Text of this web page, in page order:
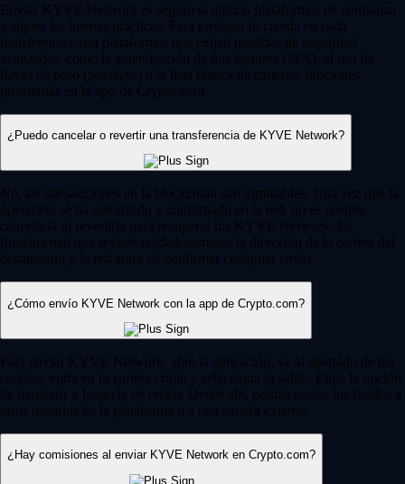
Enviar KYVE Network es seguro si utilizas plataformas de confianza
y sigues las buenas prácticas. Para proteger tu cuenta en cada
transferencia, usa plataformas que exijan medidas de seguridad
avanzadas, como la autenticación de dos factores (2FA), el uso de
llaves de paso (passkeys ) o la lista blanca de carteras, funciones
prioritarias en la app de Crypto.com.
¿Puedo cancelar o revertir una transferencia de KYVE Network?
No, las transacciones en la blockchain son inmutables. Una vez que la
operación se ha autorizado y confirmado en la red, no es posible
cancelarla ni revertirla para recuperar tus KYVE Network. Es
fundamental que revises cuidadosamente la dirección de la cartera del
destinatario y la red antes de confirmar cualquier envío.
¿Cómo envío KYVE Network con la app de Crypto.com?
Para enviar KYVE Network, abre la aplicación, ve al apartado de tus
cuentas, entra en tu cartera cripto y selecciona tu saldo. Elige la opción
de transferir y luego la de retirar. Desde ahí, podrás enviar los fondos a
otros usuarios de la plataforma o a una cartera externa.
¿Hay comisiones al enviar KYVE Network en Crypto.com?